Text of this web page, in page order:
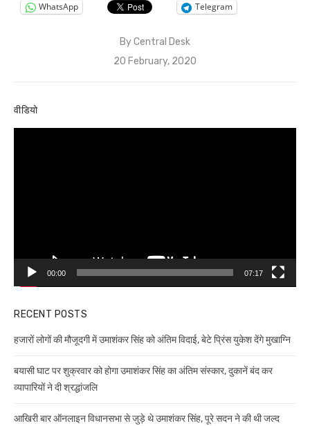
WhatsApp Telegram
ByCentral Desk
Posted
20 February, 2020
वीडियो
00:00 07:17
RECENT POSTS
हजारों लोगों की मौजूदगी में उमाशंकर सिंह को अंतिम विदाई, बेटे प्रिंस युकेश देंगे मुखाग्नि
बयासी घाट पर शुक्रवार को होगा उमाशंकर सिंह का अंतिम संस्कार, दुकानें बंद कर
व्यापारियों ने दी श्रद्धांजलि
आखिरी बार ऑनलाइन विधानसभा से जुड़े थे उमाशंकर सिंह, पूरे सदन ने की थी जल्द